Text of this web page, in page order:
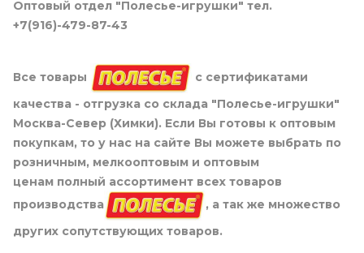
Оптовый отдел "Полесье-игрушки" тел.
+7(916)-479-87-43
Все товары
с сертификатами
качества - отгрузка со склада "Полесье-игрушки"
Москва-Север (Химки). Если Вы готовы к оптовым
покупкам, то у нас на сайте Вы можете выбрать по
розничным, мелкооптовым и оптовым
ценам полный ассортимент всех товаров
производства
, а так же множество
других сопутствующих товаров.